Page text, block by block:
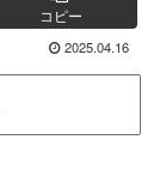
コピー
2025.04.16